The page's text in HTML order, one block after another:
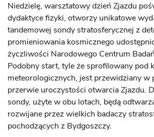
Niedzielę, warsztatowy dzień Zjazdu
dydaktyce fizyki, otworzy unikatowe
tandemowej sondy stratosferycznej z
promieniowania kosmicznego
życzliwości Narodowego Centrum
Podobny start, tyle że sprofilowany pod
meteorologicznych, jest przewidziany w
przerwie uroczystości otwarcia Zjazdu.
sondy, użyte w obu lotach, będą
rozwijane przez wielkich badaczy
pochodzących z Bydgoszczy.